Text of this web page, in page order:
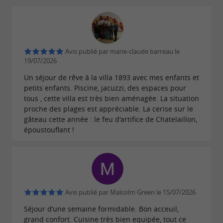
abrité privés 6 places + lumières
2 salons de détente
1 comptoir ba
1 barbecue grill plancha+ hotte aspirante
1 table de ping-pong
2 grandes terrasses boisextérieure 120 m²
avec salons de jardin et transats
1 billard pool + américain
1 jeu de fléchettes
Jeux de société et cartes
Avis publié par marie-claude barreau le
19/07/2026
Un séjour de rêve à la villa 1893 avec mes enfants et
petits enfants. Piscine, jacuzzi, des espaces pour
tous , cette villa est très bien aménagée. La situation
proche des plages est appréciable. La cerise sur le
gâteau cette année : le feu d'artifice de Chatelaillon,
époustouflant !
Avis publié par Malcolm Green le 15/07/2026
Séjour d’une semaine formidable. Bon acceuil,
grand confort. Cuisine très bien equipée, tout ce